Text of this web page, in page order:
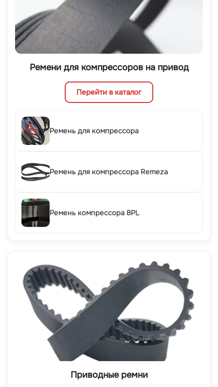
Ремени для компрессоров на привод
Перейти в каталог
Ремень для компрессора
Ремень для компрессора Remeza
Ремень компрессора 8PL
Приводные ремни